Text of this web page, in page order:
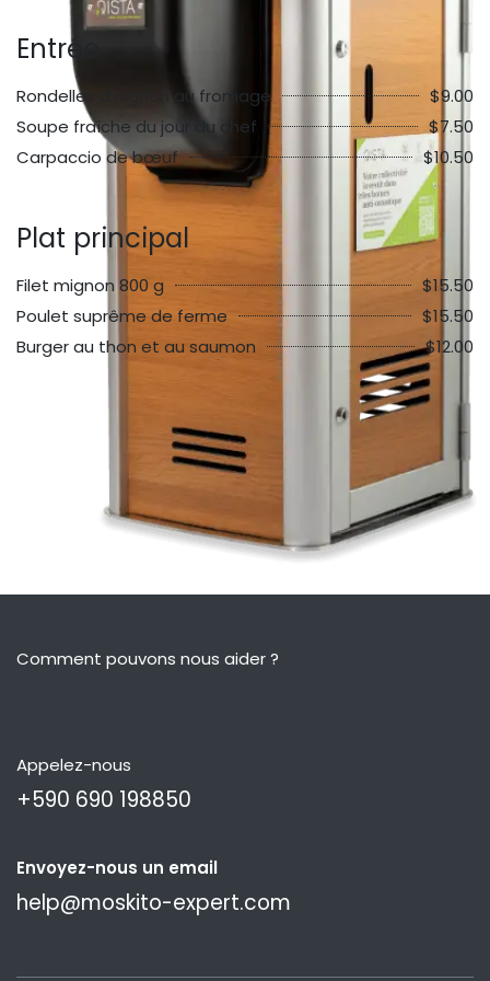
Entrée
Rondelles d'oignon au fromage
$9.00
Soupe fraîche du jour du chef
$7.50
Carpaccio de bœuf
$10.50
Plat principal
Filet mignon 800 g
$15.50
Poulet suprême de ferme
$15.50
Burger au thon et au saumon
$12.00
Comment pouvons nous aider ?
Appelez-nous
+590 690 198850
Envoyez-nous un email
help@moskito-expert.com